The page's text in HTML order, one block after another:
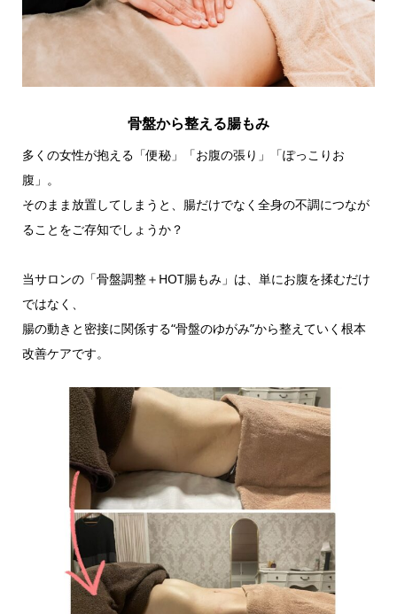
骨盤から整える腸もみ
多くの女性が抱える「便秘」「お腹の張り」「ぽっこりお
腹」。
そのまま放置してしまうと、腸だけでなく全身の不調につなが
ることをご存知でしょうか？
当サロンの「骨盤調整＋HOT腸もみ」は、単にお腹を揉むだけ
ではなく、
腸の動きと密接に関係する“骨盤のゆがみ”から整えていく根本
改善ケアです。